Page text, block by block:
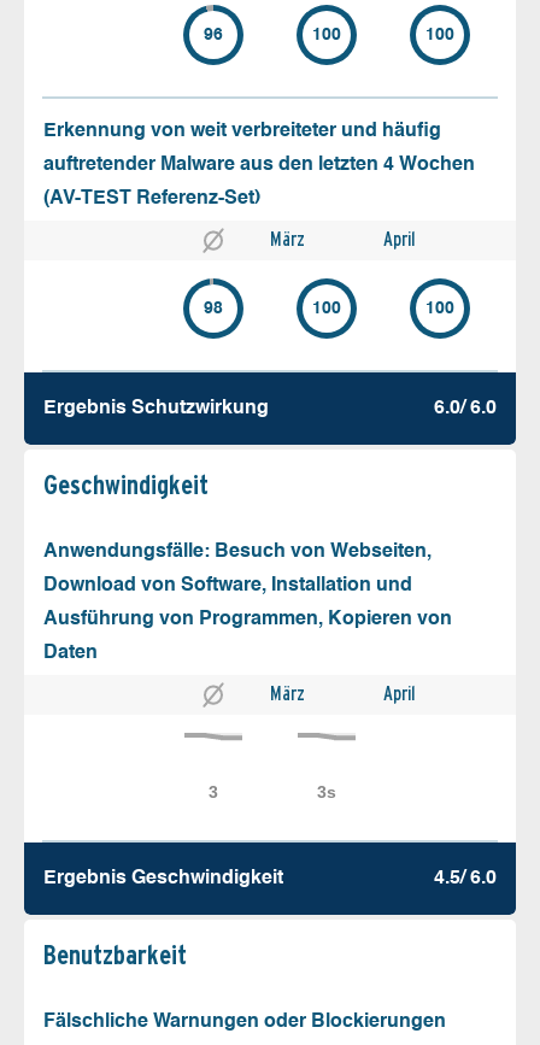
96 100 100
Erkennung von weit verbreiteter und häufig
auftretender Malware aus den letzten 4 Wochen
(AV-TEST Referenz-Set)
März April
98 100 100
Ergebnis Schutz­wirkung 6.0/ 6.0
Geschw­indigkeit
Anwendungsfälle: Besuch von Webseiten,
Download von Software, Installation und
Ausführung von Programmen, Kopieren von
Daten
März April
Ergebnis Geschw­indigkeit 4.5/ 6.0
Benutz­barkeit
Fälschliche Warnungen oder Blockierungen